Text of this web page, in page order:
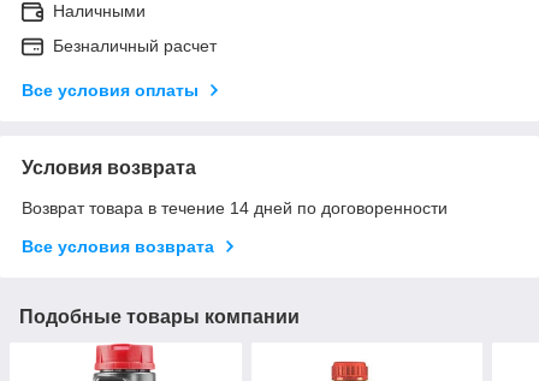
Наличными
Безналичный расчет
Все условия оплаты
Условия возврата
Возврат товара в течение 14 дней по договоренности
Все условия возврата
Подобные товары компании